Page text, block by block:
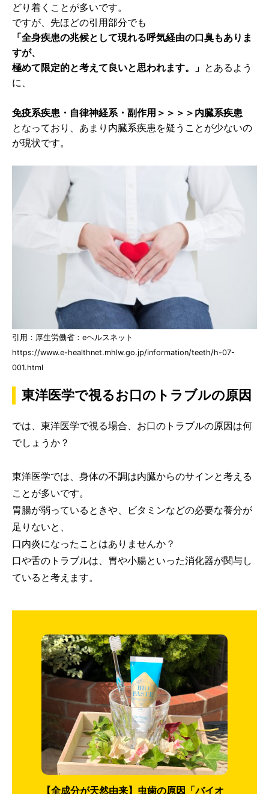
どり着くことが多いです。
ですが、先ほどの引用部分でも
「全身疾患の兆候として現れる呼気経由の口臭もありま
すが、
極めて限定的と考えて良いと思われます。」 とあるよう
に、
免疫系疾患・自律神経系・副作用＞＞＞＞内臓系疾患
となっており、あまり内臓系疾患を疑うことが少ないの
が現状です。
引用：厚生労働省：eヘルスネット
https://www.e-healthnet.mhlw.go.jp/information/teeth/h-07-
001.html
東洋医学で視るお口のトラブルの原因
では、東洋医学で視る場合、お口のトラブルの原因は何
でしょうか？
東洋医学では、身体の不調は内臓からのサインと考える
ことが多いです。
胃腸が弱っているときや、ビタミンなどの必要な養分が
足りないと、
口内炎になったことはありませんか？
口や舌のトラブルは、胃や小腸といった消化器が関与し
ていると考えます。
【全成分が天然由来】虫歯の原因「バイオ